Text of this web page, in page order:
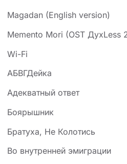
Magadan (English version)
Memento Mori (OST ДухLess
Wi-Fi
АБВГДейка
Адекватный ответ
Боярышник
Братуха, Не Колотись
Во внутренней эмиграции